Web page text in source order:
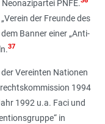
PNFE.
der Freunde des
Banner einer „Anti-
37
Vereinten Nationen
1994
1992 u.a. Faci und
“ in